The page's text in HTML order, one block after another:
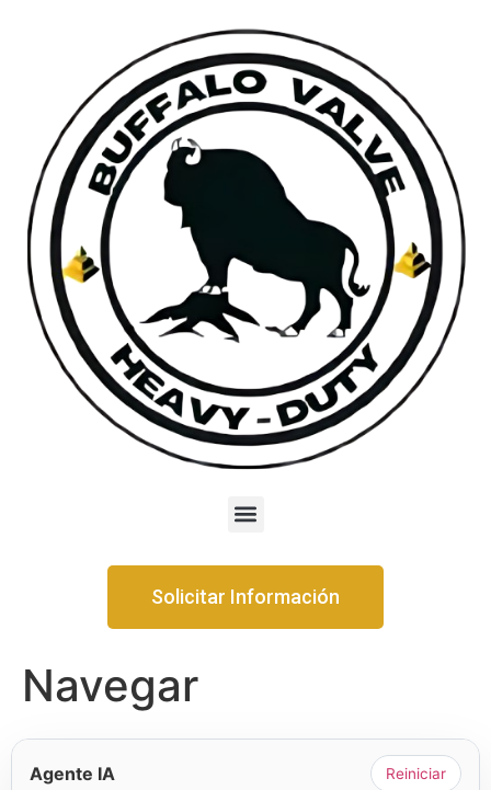
Solicitar Información
Navegar
Agente IA Reiniciar